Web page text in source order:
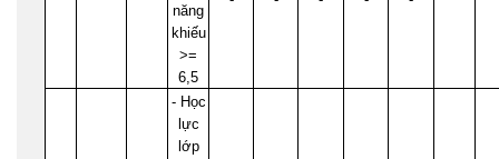
năng
khiếu
>=
6,5
- Học
lực
lớp